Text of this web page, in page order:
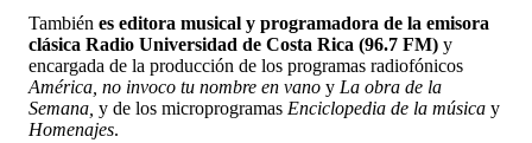
También es editora musical y programadora de la emisora
clásica Radio Universidad de Costa Rica (96.7 FM) y
encargada de la producción de los programas radiofónicos
América, no invoco tu nombre en vano y La obra de la
Semana, y de los microprogramas Enciclopedia de la música y
Homenajes.